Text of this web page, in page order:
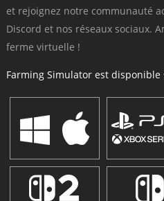
et rejoignez notre communauté
Discord et nos réseaux sociaux.
ferme virtuelle !
Farming Simulator est disponible